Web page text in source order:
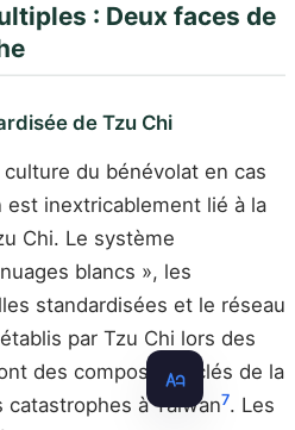
: Deux faces de
de Tzu Chi
du bénévolat en cas
est inextricablement lié à la
Chi. Le système
blancs », les
standardisées et le réseau
par Tzu Chi lors des
des composants clés de la
à Taïwan7. Les